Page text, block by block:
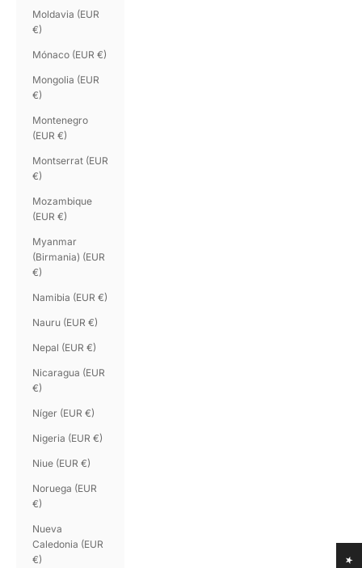
Moldavia (EUR
€)
Mónaco (EUR €)
Mongolia (EUR
€)
Montenegro
(EUR €)
Montserrat (EUR
€)
Mozambique
(EUR €)
Myanmar
(Birmania) (EUR
€)
Namibia (EUR €)
Nauru (EUR €)
Nepal (EUR €)
Nicaragua (EUR
€)
Níger (EUR €)
Nigeria (EUR €)
Niue (EUR €)
Noruega (EUR
€)
Nueva
Caledonia (EUR
€)